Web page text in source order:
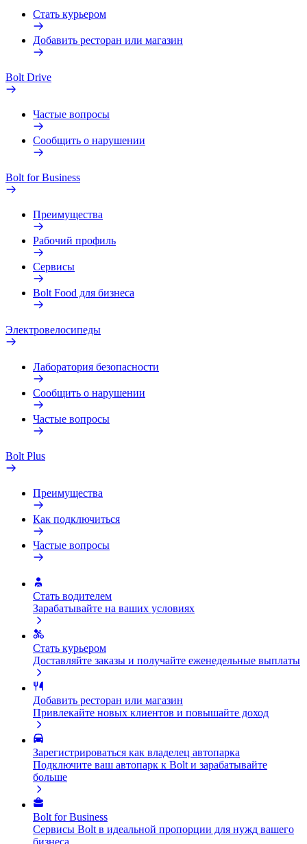
Стать курьером
Добавить ресторан или магазин
Bolt Drive
Частые вопросы
Сообщить о нарушении
Bolt for Business
Преимущества
Рабочий профиль
Сервисы
Bolt Food для бизнеса
Электровелосипеды
Лаборатория безопасности
Сообщить о нарушении
Частые вопросы
Bolt Plus
Преимущества
Как подключиться
Частые вопросы
Стать водителем
Зарабатывайте на ваших условиях
Стать курьером
Доставляйте заказы и получайте еженедельные выплаты
Добавить ресторан или магазин
Привлекайте новых клиентов и повышайте доход
Зарегистрироваться как владелец автопарка
Подключите ваш автопарк к Bolt и зарабатывайте
больше
Bolt for Business
Сервисы Bolt в идеальной пропорции для нужд вашего
бизнеса